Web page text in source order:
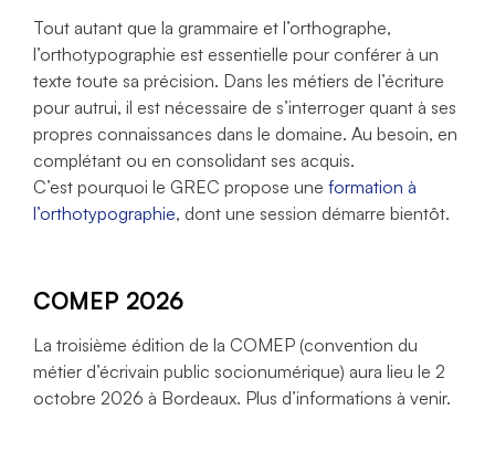
Tout autant que la grammaire et l’orthographe,
l’orthotypographie est essentielle pour conférer à un
texte toute sa précision. Dans les métiers de l’écriture
pour autrui, il est nécessaire de s’interroger quant à ses
propres connaissances dans le domaine. Au besoin, en
complétant ou en consolidant ses acquis.
C’est pourquoi le GREC propose une formation à
l’orthotypographie, dont une session démarre bientôt.
COMEP 2026
La troisième édition de la COMEP (convention du
métier d’écrivain public socionumérique) aura lieu le 2
octobre 2026 à Bordeaux. Plus d’informations à venir.